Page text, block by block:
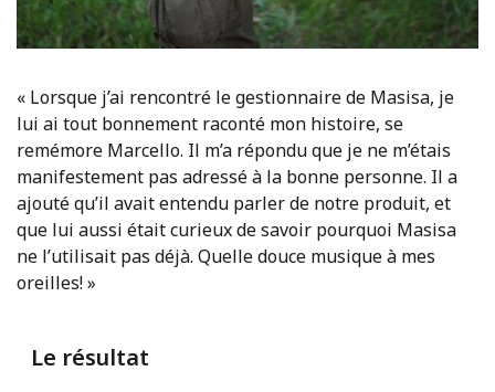
« Lorsque j’ai rencontré le gestionnaire de Masisa, je
lui ai tout bonnement raconté mon histoire, se
remémore Marcello. Il m’a répondu que je ne m’étais
manifestement pas adressé à la bonne personne. Il a
ajouté qu’il avait entendu parler de notre produit, et
que lui aussi était curieux de savoir pourquoi Masisa
ne l’utilisait pas déjà. Quelle douce musique à mes
oreilles! »
Le résultat